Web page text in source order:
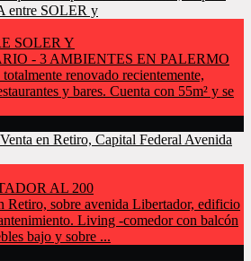
SOLER Y
- 3 AMBIENTES EN PALERMO
renovado recientemente,
y bares. Cuenta con 55m² y se
AL 200
Retiro, sobre avenida Libertador, edificio
Living -comedor con balcón
bajo y sobre ...